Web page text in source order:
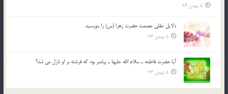
5 بهمن 94
دلايل عقلي عصمت حضرت زهرا (س) را بنويسيد.
5 بهمن 94
آيا حضرت فاطمه ـ سلام الله عليها ـ پيامبر بود كه فرشته بر او نازل مي شد؟
5 بهمن 94